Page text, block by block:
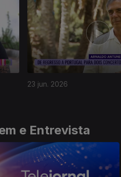
23 jun. 2026
e Entrevista